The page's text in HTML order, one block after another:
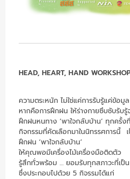
HEAD, HEART, HAND
ความตระหนัก ไม่ใช่แค่การรับรู้แค่ข้อมูล
หากคือการฝึกฝน ให้ร่างกายซึบซับรับรู้
ฝึกฝนหนทาง ‘พาใจกลับบ้าน’ ทุกครั้ง
กิจกรรมที่คัดเลือกมาในนิทรรศการนี้
ฝึกฝน ‘พาใจกลับบ้าน’
ให้คุณพอมีเครื่องไม้เครื่องมือติดตัว
รู้สึกทั่วพร้อม … ยอมรับทุกสภาวะที่เป็น
ซึ่งประกอบไปด้วย 5 กิจรรมได้แก่